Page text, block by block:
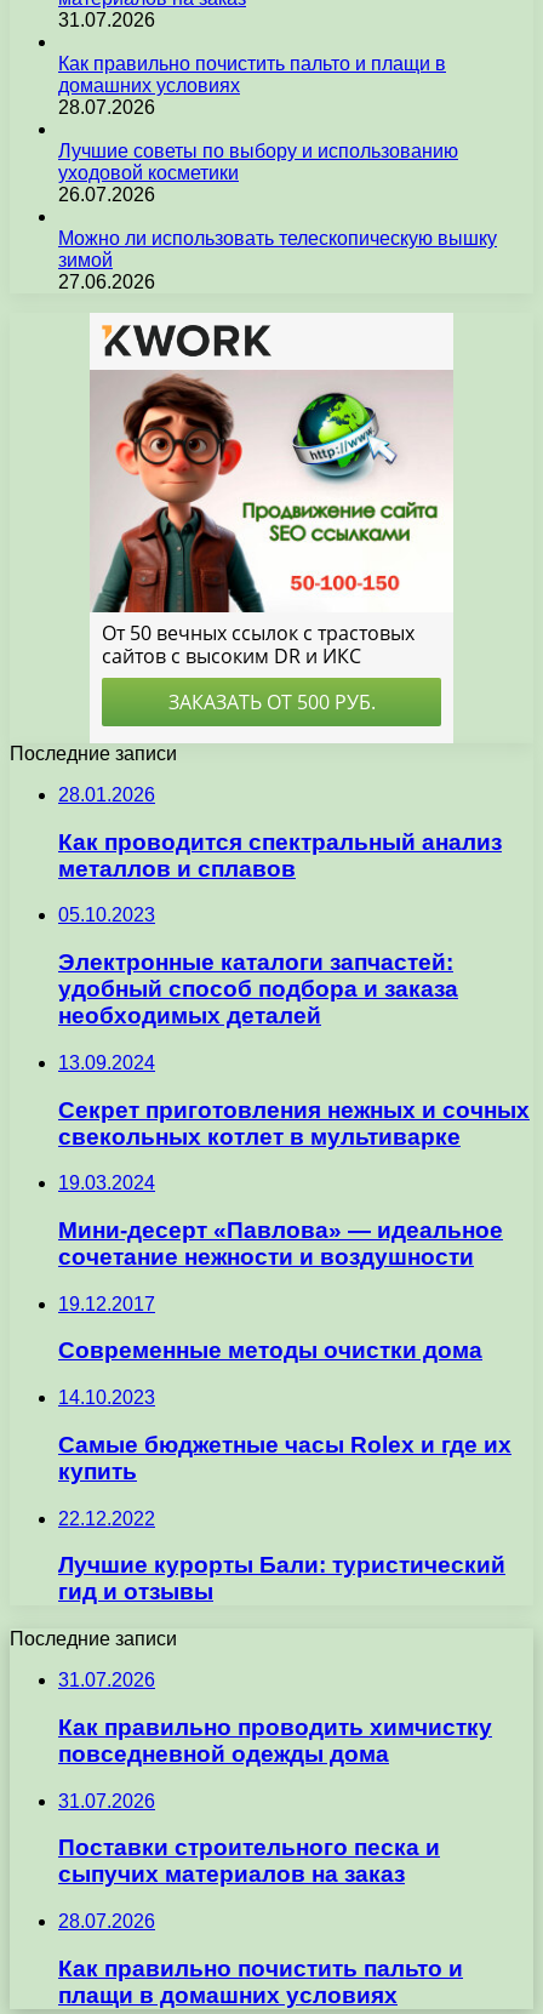
31.07.2026
Как правильно почистить пальто и плащи в
домашних условиях
28.07.2026
Лучшие советы по выбору и использованию
уходовой косметики
26.07.2026
Можно ли использовать телескопическую вышку
зимой
27.06.2026
Последние записи
28.01.2026
Как проводится спектральный анализ
металлов и сплавов
05.10.2023
Электронные каталоги запчастей:
удобный способ подбора и заказа
необходимых деталей
13.09.2024
Секрет приготовления нежных и сочных
свекольных котлет в мультиварке
19.03.2024
Мини-десерт «Павлова» — идеальное
сочетание нежности и воздушности
19.12.2017
Современные методы очистки дома
14.10.2023
Самые бюджетные часы Rolex и где их
купить
22.12.2022
Лучшие курорты Бали: туристический
гид и отзывы
Последние записи
31.07.2026
Как правильно проводить химчистку
повседневной одежды дома
31.07.2026
Поставки строительного песка и
сыпучих материалов на заказ
28.07.2026
Как правильно почистить пальто и
плащи в домашних условиях